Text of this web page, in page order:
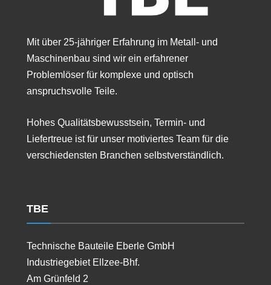
Mit über 25-jähriger Erfahrung im Metall- und
Maschinenbau sind wir ein erfahrener
Problemlöser für komplexe und optisch
anspruchsvolle Teile.
Hohes Qualitätsbewusstsein, Termin- und
Liefertreue ist für unser motiviertes Team für die
verschiedensten Branchen selbstverständlich.
TBE
Technische Bauteile Eberle GmbH
Industriegebiet Ellzee-Bhf.
Am Grünfeld 2